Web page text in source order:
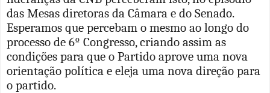
das Mesas diretoras da Câmara e do Senado.
Esperamos que percebam o mesmo ao longo do
processo de 6º Congresso, criando assim as
condições para que o Partido aprove uma nova
orientação política e eleja uma nova direção para
o partido.